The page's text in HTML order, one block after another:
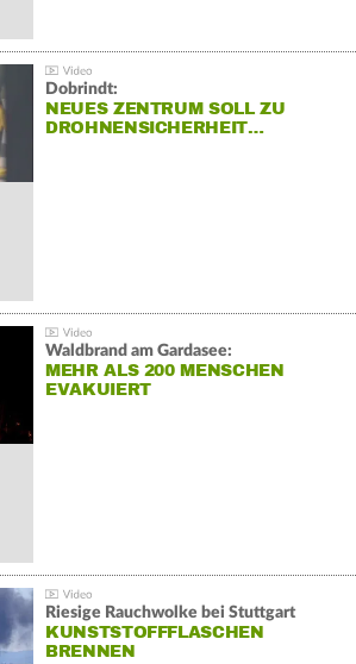
Dobrindt:
NEUES ZENTRUM SOLL ZU
DROHNENSICHERHEIT…
Waldbrand am Gardasee:
MEHR ALS 200 MENSCHEN
EVAKUIERT
Riesige Rauchwolke bei Stuttgart
KUNSTSTOFFFLASCHEN
BRENNEN